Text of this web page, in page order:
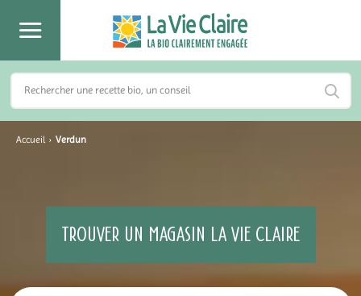
Accueil › Verdun
TROUVER UN MAGASIN LA VIE CLAIRE